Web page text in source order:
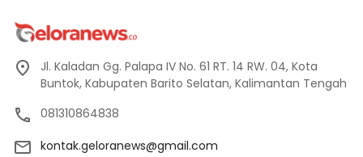
Jl. Kaladan Gg. Palapa IV No. 61 RT. 14 RW. 04, Kota
Buntok, Kabupaten Barito Selatan, Kalimantan Tengah
081310864838
kontak.geloranews@gmail.com